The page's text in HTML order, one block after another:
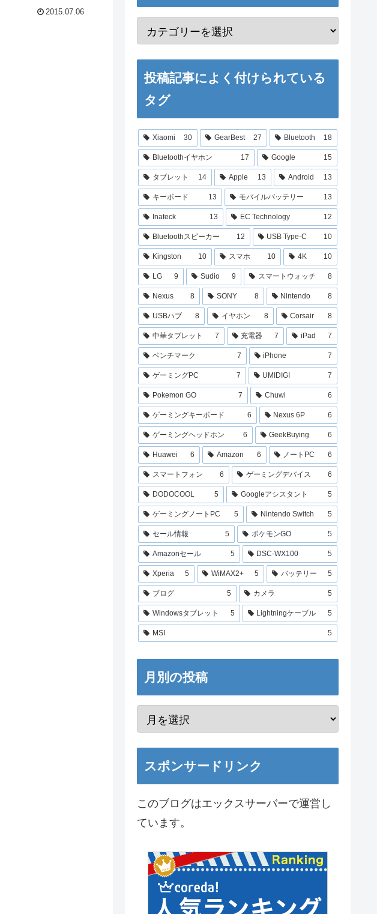
2015.07.06
投稿記事によく付けられている
タグ
Xiaomi 30 GearBest 27 Bluetooth 18
Bluetoothイヤホン 17 Google 15
タブレット 14 Apple 13 Android 13
キーボード 13 モバイルバッテリー 13
Inateck 13 EC Technology 12
Bluetoothスピーカー 12 USB Type-C 10
Kingston 10 スマホ 10 4K 10
LG 9 Sudio 9 スマートウォッチ 8
Nexus 8 SONY 8 Nintendo 8
USBハブ 8 イヤホン 8 Corsair 8
中華タブレット 7 充電器 7 iPad 7
ベンチマーク 7 iPhone 7
ゲーミングPC 7 UMIDIGI 7
Pokemon GO 7 Chuwi 6
ゲーミングキーボード 6 Nexus 6P 6
ゲーミングヘッドホン 6 GeekBuying 6
Huawei 6 Amazon 6 ノートPC 6
スマートフォン 6 ゲーミングデバイス 6
DODOCOOL 5 Googleアシスタント 5
ゲーミングノートPC 5 Nintendo Switch 5
セール情報 5 ポケモンGO 5
Amazonセール 5 DSC-WX100 5
Xperia 5 WiMAX2+ 5 バッテリー 5
ブログ 5 カメラ 5
Windowsタブレット 5 Lightningケーブル 5
MSI 5
月別の投稿
スポンサードリンク
このブログはエックスサーバーで運営し
ています。